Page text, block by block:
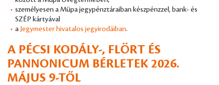
személyesen a Müpa jegypénztáraiban készpénzzel, bank- és
SZÉP kártyával
a Jegymester hivatalos jegyirodáiban.
A PÉCSI KODÁLY-, FLÖRT ÉS
PANNONICUM BÉRLETEK 2026.
MÁJUS 9-TŐL